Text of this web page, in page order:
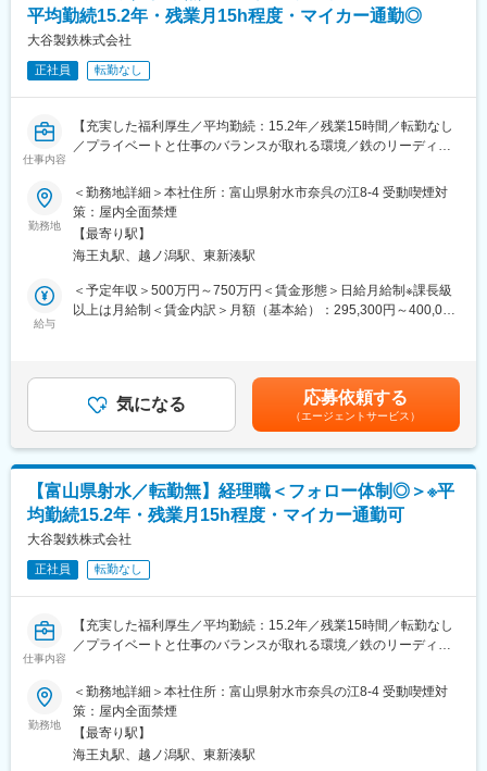
具体的には
・お客様の要望に対して製造可否を検討し、量産製造可能な仕様
や工程を具体化。
・量産製造品において発生した不適合品の調査や、原因究明など
の品質改善。
・お客様からの不具合品の調査や対策検討などの品質管理、品質
保証。
・材料研究、開発、データ解析などによる新規製品の開発業務。
＜製造部での業務＞
・製造技術の維持管理および製造現場の課題改善
製造部では様々な課題に取組み、解消していくことが求められま
す。課題は安全性の向上、製造原価の低減、品質の維持改善、製
も必要ですが、製造現場を客観的に俯瞰する能力も必要であり、
現場オペレータの意見を聞く、世の中の新しい情報を素早くキャ
課題を解決、達成するためには、製造設備の維持管理が必要にな
ります。社内に設備の専門部署がありますが、日常的な保全や定
期修理については設備を管理する部署がメインとなって担当しま
す。また、課題を解決するために必要な設備投資は設備部門と協
働して進めていきます。
■入社後の流れ
配属された部署ごとに教育内容が異なりますが、基本は現状の製
造技術を先輩と一緒に業務に携わることで学んでいきます。
平均勤続15.2年・残業月15h程度・マイカー通勤◎
大谷製鉄株式会社
正社員 転勤なし
仕事内容
【充実した福利厚生／平均勤続：15.2年／残業15時間／転勤なし
／プライベートと仕事のバランスが取れる環境／鉄のリーディン
■業務内容：(変更の範囲：会社の定める業務)
富山に本社を置き、鉄筋コンクリート用棒鋼「VCON」の製造及
び販売を行う当社にて経理部門スタッフとして業務をお任せしま
す。
キャリアによっては即戦力として管理者としてのポジションをお
任せします。
・製造原価計算
・金融機関との調整・交渉等の折衝業務
会社負担です。
■組織構成：
現在3名の社員が活躍中です（30代1名、40代2名）
■働き方：
・転勤なし
・残業月平均15時間程度
・平均勤続年数：15.2年
・育休は男女ほぼ100％取得しております。
況によってリモートワークの相談をしていただくことが可能で
す。
■働きやすい環境づくり
勤務地
＜勤務地詳細＞本社住所：富山県射水市奈呉の江8-4 受動喫煙対
策：屋内全面禁煙
【最寄り駅】
海王丸駅、越ノ潟駅、東新湊駅
給与
＜予定年収＞500万円～750万円＜賃金形態＞日給月給制※課長級
以上は月給制＜賃金内訳＞月額（基本給）：295,300円～400,000
賞与有(年間1,030,000～2,100,000円) (昨年度実績：組合員平均
130万円)賃金はあくまでも目安の金額であり、選考を通じて上下
する可能性があります。月給(月額)は固定手当を含めた表記です。
気になる 応募依頼する
（エージェントサービス）
【富山県射水／転勤無】経理職＜フォロー体制◎＞※平
均勤続15.2年・残業月15h程度・マイカー通勤可
大谷製鉄株式会社
正社員 転勤なし
仕事内容
【充実した福利厚生／平均勤続：15.2年／残業15時間／転勤なし
／プライベートと仕事のバランスが取れる環境／鉄のリーディン
■業務内容：(変更の範囲：会社の定める業務)
富山に本社を置き、鉄筋コンクリート用棒鋼「VCON」の製造及
び販売を行う当社にて経理部門スタッフとして業務をお任せしま
す。
勤務地
＜勤務地詳細＞本社住所：富山県射水市奈呉の江8-4 受動喫煙対
策：屋内全面禁煙
【最寄り駅】
海王丸駅、越ノ潟駅、東新湊駅